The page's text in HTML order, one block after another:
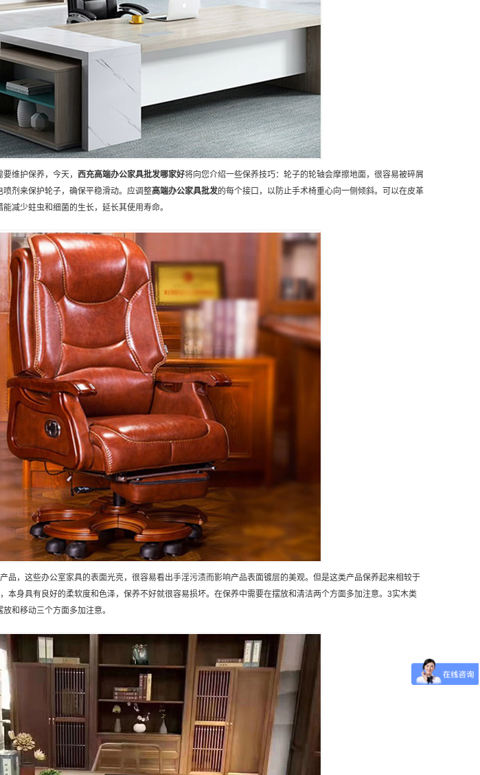
维护保养，今天， 西充高端办公家具批发哪家好将向您介绍一些保养技巧：轮子的轮轴会摩擦地面，很容易被碎屑
剂来保护轮子，确保平稳滑动。应调整高端办公家具批发的每个接口，以防止手术椅重心向一侧倾斜。可以在皮革
减少蛀虫和细菌的生长，延长其使用寿命。
品，这些办公室家具的表面光亮，很容易看出手淫污渍而影响产品表面镀层的美观。但是这类产品保养起来相较于
本身具有良好的柔软度和色泽，保养不好就很容易损坏。在保养中需要在摆放和清洁两个方面多加注意。3实木类
和移动三个方面多加注意。